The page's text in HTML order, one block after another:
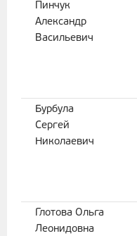
Пинчук
Александр
Васильевич
Бурбула
Сергей
Николаевич
Глотова Ольга
Леонидовна